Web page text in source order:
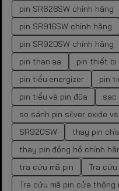
pin SR626SW chính hãng
pin SR916SW chính hãng
pin SR920SW chính hãng
pin than aa
pin thiết bị
pin tiểu energizer
pin
pin tiểu và pin đũa
sạc
so sánh pin silver oxide
SR920SW
thay pin
thay pin đồng hồ chính
tra cứu mã pin
Tra
Tra cứu mã pin cửa